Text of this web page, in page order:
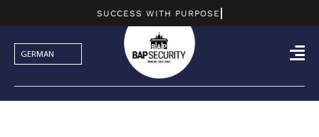
to
content